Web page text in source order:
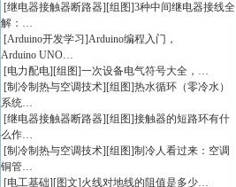
[继电器接触器断路器][组图]3种中间继电器接线全
解：…
[Arduino开发学习 ]Arduino编程入门，
Arduino UNO…
[电力配电][组图]一次设备电气符号大全，…
[制冷制热与空调技术][组图]热水循环（零冷水）
系统…
[继电器接触器断路器][组图]接触器的短路环有什
么作…
[制冷制热与空调技术][组图]制冷人看过来：空调
铜管…
[电工基础][图文]火线对地线的阻值是多少…